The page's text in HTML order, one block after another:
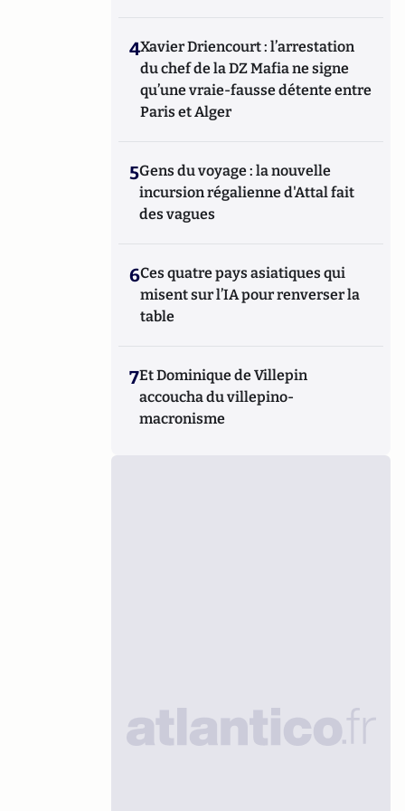
économique », paru chez CHIRON.
Egalement l'auteur du chapitre cinq sur « la
protection de l'information en ligne » du «
Manuel d'intelligence économique » paru en
2020 aux Presses Universitaires de France
4Xavier Driencourt : l’arrestation
du chef de la DZ Mafia ne signe
qu’une vraie-fausse détente entre
Paris et Alger
5Gens du voyage : la nouvelle
incursion régalienne d'Attal fait
des vagues
6Ces quatre pays asiatiques qui
misent sur l’IA pour renverser la
table
7Et Dominique de Villepin
accoucha du villepino-
macronisme